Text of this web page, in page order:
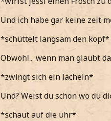
Und ich habe gar keine zeit
*schüttelt langsam den kopf*
Obwohl... wenn man glaubt
*zwingt sich ein lächeln*
Und? Weist du schon wo du
*schaut auf die uhr*